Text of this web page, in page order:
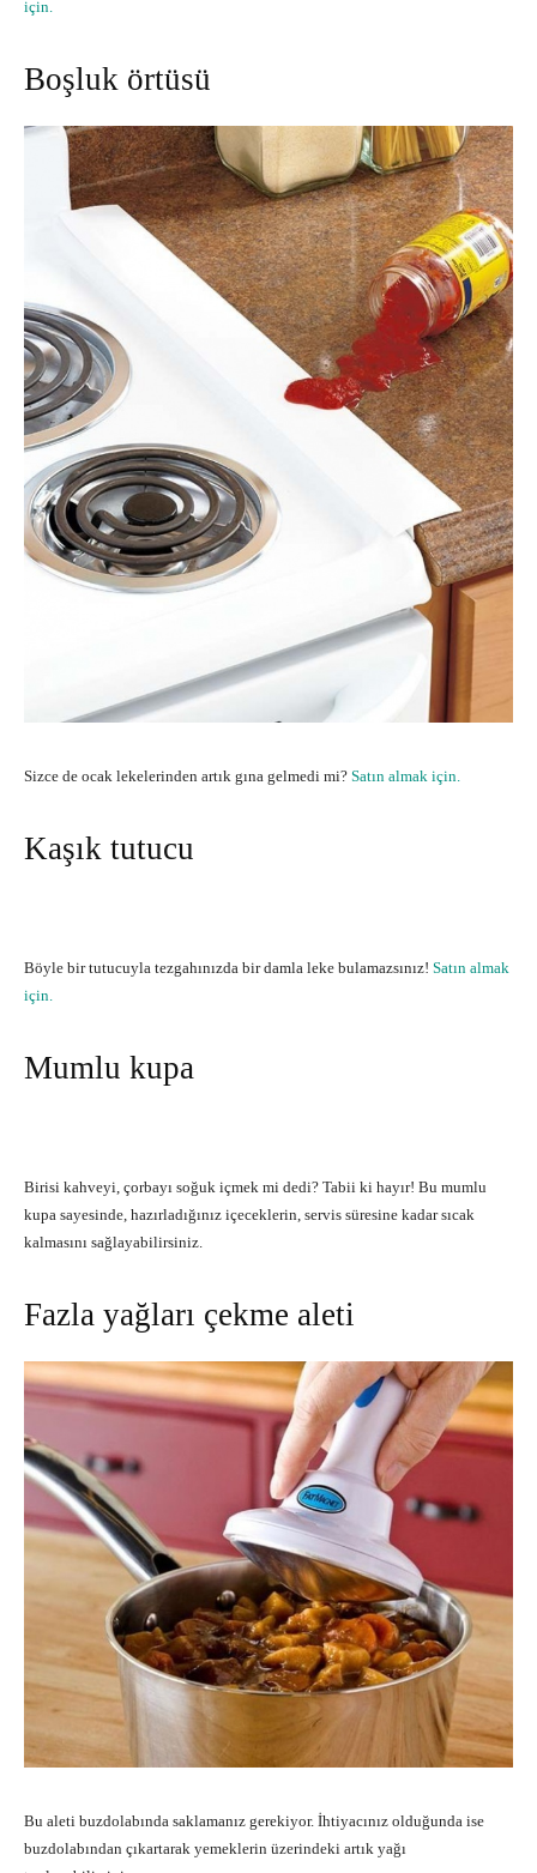
için.
Boşluk örtüsü
Sizce de ocak lekelerinden artık gına gelmedi mi? Satın almak için.
Kaşık tutucu
Böyle bir tutucuyla tezgahınızda bir damla leke bulamazsınız! Satın almak
için.
Mumlu kupa
Birisi kahveyi, çorbayı soğuk içmek mi dedi? Tabii ki hayır! Bu mumlu
kupa sayesinde, hazırladığınız içeceklerin, servis süresine kadar sıcak
kalmasını sağlayabilirsiniz.
Fazla yağları çekme aleti
Bu aleti buzdolabında saklamanız gerekiyor. İhtiyacınız olduğunda ise
buzdolabından çıkartarak yemeklerin üzerindeki artık yağı